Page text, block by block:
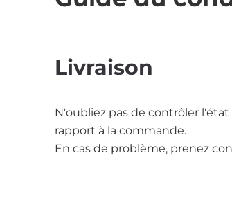
Livraison
N'oubliez pas de contrôler
rapport à la commande.
En cas de problème, prenez